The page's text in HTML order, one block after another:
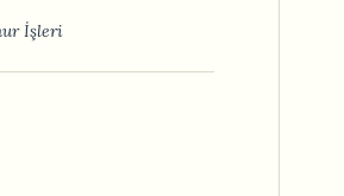
İşleri